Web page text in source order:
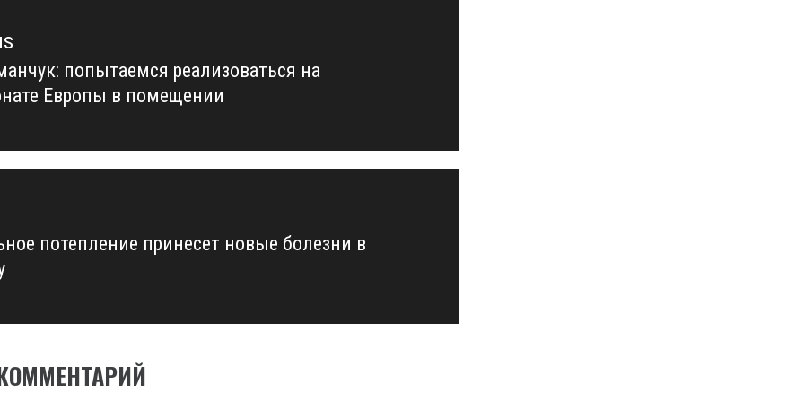
попытаемся реализоваться на
Европы в помещении
потепление принесет новые болезни в